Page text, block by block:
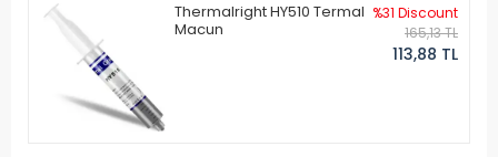
Thermalright HY510 Termal
Macun
%31 Discount
165,13 TL
113,88 TL